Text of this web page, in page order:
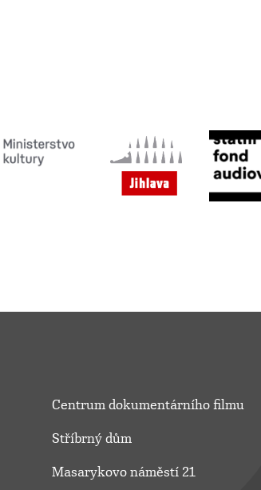
Centrum dokumentárního filmu
Stříbrný dům
Masarykovo náměstí 21